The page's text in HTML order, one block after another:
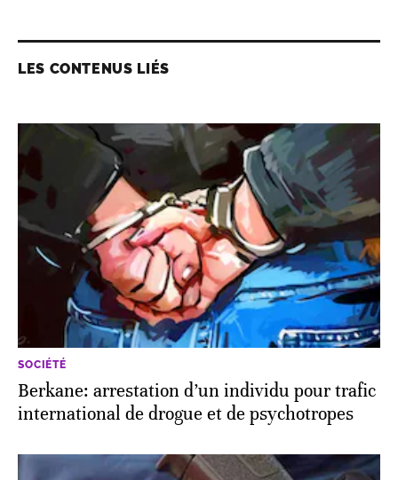
LES CONTENUS LIÉS
SOCIÉTÉ
Berkane: arrestation d’un individu pour trafic
international de drogue et de psychotropes